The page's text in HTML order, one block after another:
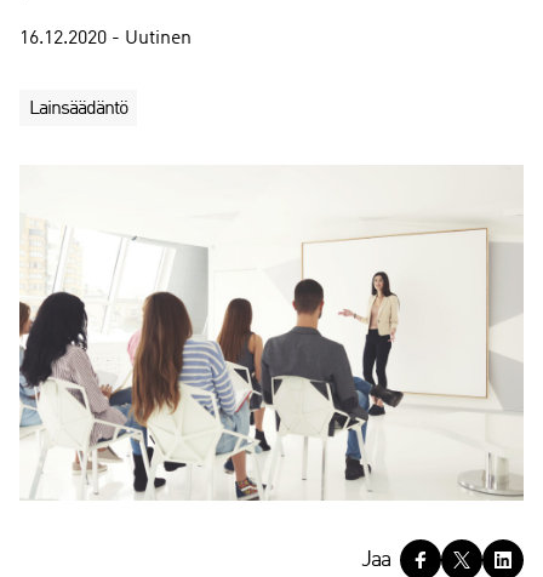
16.12.2020 - Uutinen
Lainsäädäntö
Jaa